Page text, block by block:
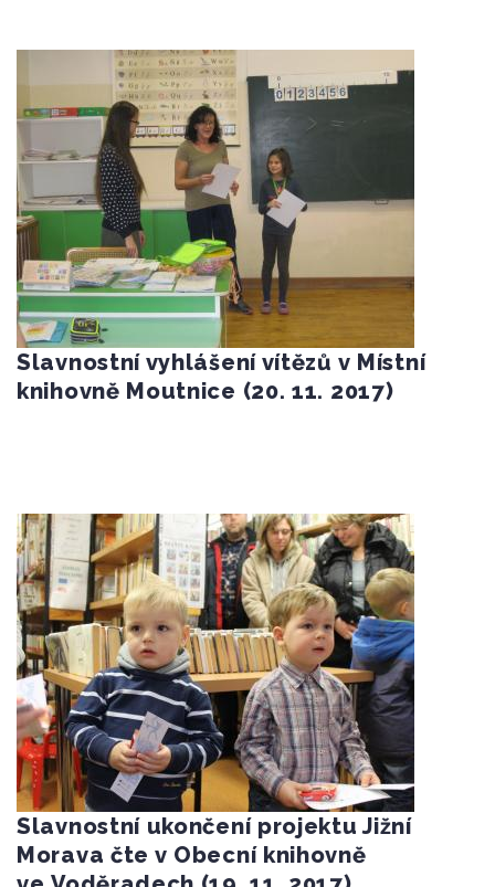
Slavnostní vyhlášení vítězů v Místní
knihovně Moutnice (20. 11. 2017)
Slavnostní ukončení projektu Jižní
Morava čte v Obecní knihovně